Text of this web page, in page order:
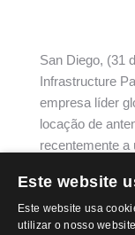
San Diego, (31
Infrastructure
empresa líder
locação de
recentemente a
investir em
telefonia
Este website
Este website usa
utilizar o nosso